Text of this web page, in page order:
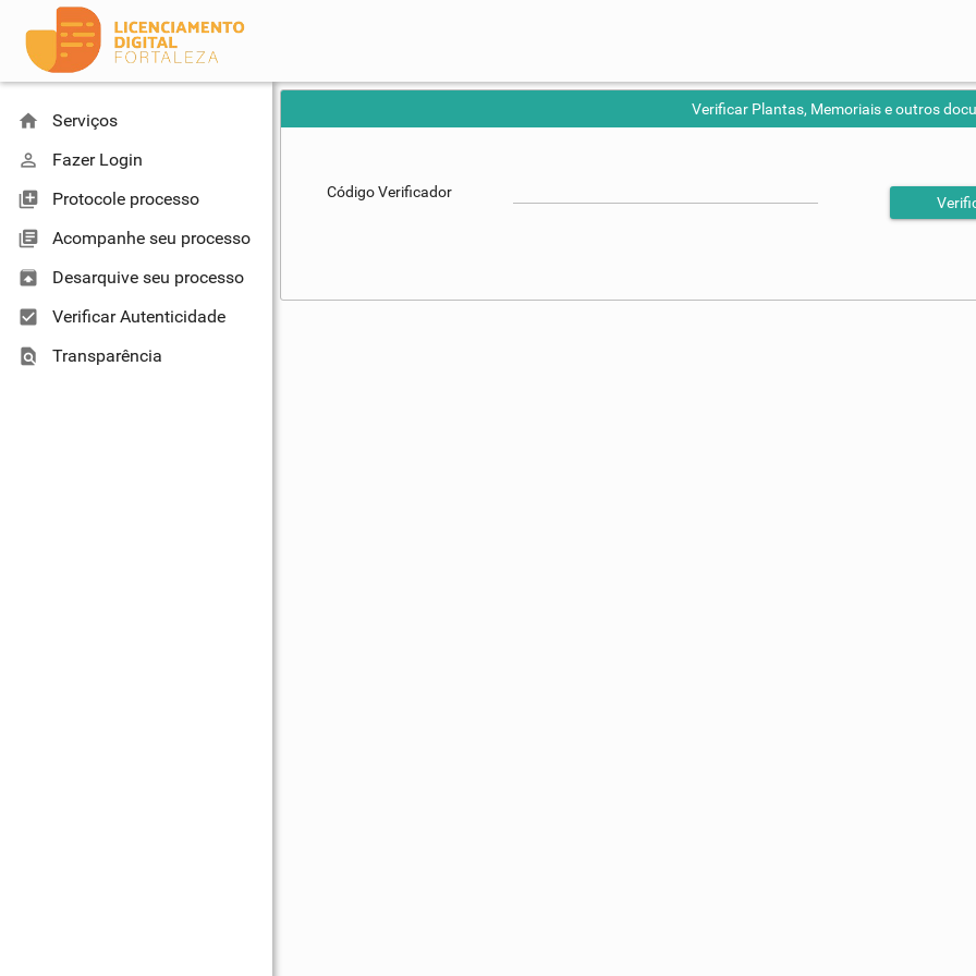
home Serviços
perm_identity Fazer Login
library_add Protocole processo
library_books Acompanhe seu processo
unarchive Desarquive seu processo
check_box Verificar Autenticidade
find_in_page Transparência
Verificar Plantas, Memoriais e outros
Código Verificador